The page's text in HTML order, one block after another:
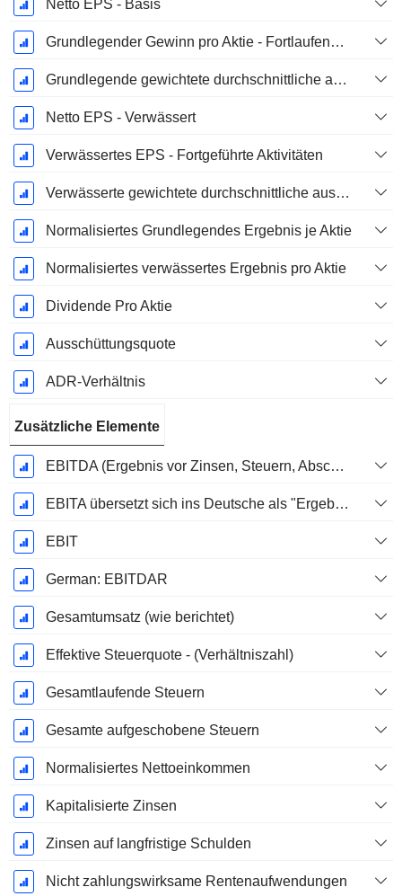
Netto EPS - Basis
Grundlegender Gewinn pro Aktie - Fortlaufende Geschäftstätigkeit
Grundlegende gewichtete durchschnittliche ausstehende Aktien
Netto EPS - Verwässert
Verwässertes EPS - Fortgeführte Aktivitäten
Verwässerte gewichtete durchschnittliche ausstehende Aktien
Normalisiertes Grundlegendes Ergebnis je Aktie
Normalisiertes verwässertes Ergebnis pro Aktie
Dividende Pro Aktie
Ausschüttungsquote
ADR-Verhältnis
Zusätzliche Elemente
EBITDA (Ergebnis vor Zinsen, Steuern, Abschreibungen auf immaterielle Vermögenswerte und Sachanlagen)
EBITA übersetzt sich ins Deutsche als "Ergebnis vor Zinsen, Steuern und Abschreibungen".
EBIT
German: EBITDAR
Gesamtumsatz (wie berichtet)
Effektive Steuerquote - (Verhältniszahl)
Gesamtlaufende Steuern
Gesamte aufgeschobene Steuern
Normalisiertes Nettoeinkommen
Kapitalisierte Zinsen
Zinsen auf langfristige Schulden
Nicht zahlungswirksame Rentenaufwendungen